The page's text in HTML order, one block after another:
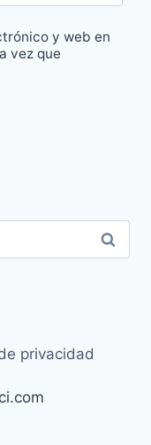
y web en
vez que
privacidad